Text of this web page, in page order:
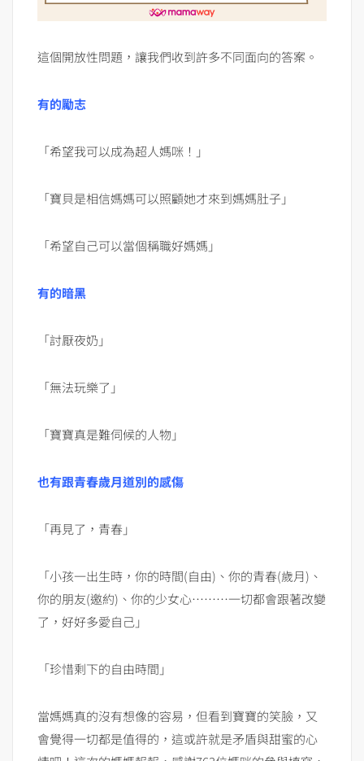
這個開放性問題，讓我們收到許多不同面向的答案。
有的勵志
「希望我可以成為超人媽咪！」
「寶貝是相信媽媽可以照顧她才來到媽媽肚子」
「希望自己可以當個稱職好媽媽」
有的暗黑
「討厭夜奶」
「無法玩樂了」
「寶寶真是難伺候的人物」
也有跟青春歲月道別的感傷
「再見了，青春」
「小孩一出生時，你的時間(自由)、你的青春(歲月)、
你的朋友(邀約)、你的少女心………一切都會跟著改變
了，好好多愛自己」
「珍惜剩下的自由時間」
當媽媽真的沒有想像的容易，但看到寶寶的笑臉，又
會覺得一切都是值得的，這或許就是矛盾與甜蜜的心